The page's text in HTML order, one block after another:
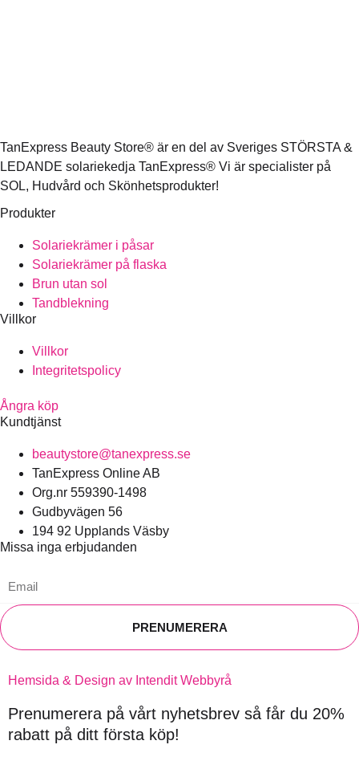
TanExpress Beauty Store® är en del av Sveriges STÖRSTA &
LEDANDE solariekedja TanExpress® Vi är specialister på
SOL, Hudvård och Skönhetsprodukter!
Produkter
Solariekrämer i påsar
Solariekrämer på flaska
Brun utan sol
Tandblekning
Villkor
Villkor
Integritetspolicy
Ångra köp
Kundtjänst
beautystore@tanexpress.se
TanExpress Online AB
Org.nr 559390-1498
Gudbyvägen 56
194 92 Upplands Väsby
Missa inga erbjudanden
PRENUMERERA
Hemsida & Design av Intendit Webbyrå
Prenumerera på vårt nyhetsbrev så får du 20%
rabatt på ditt första köp!